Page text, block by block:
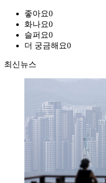
좋아요0
화나요0
슬퍼요0
더 궁금해요0
최신뉴스